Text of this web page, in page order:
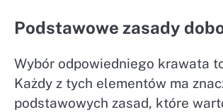
Podstawowe zasady
Wybór odpowiedniego krawata
Każdy z tych elementów ma
podstawowych zasad, które